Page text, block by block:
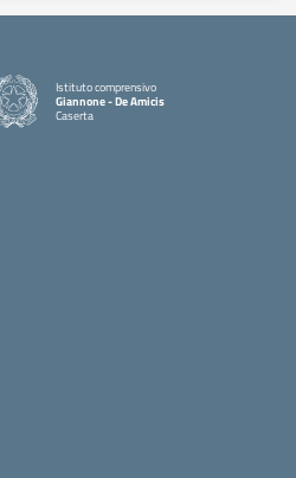
Istituto comprensivo
Giannone - De Amicis
Caserta